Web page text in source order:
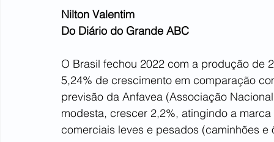
Nilton Valentim
Do Diário do Grande ABC
O Brasil fechou 2022 com a produção de
5,24% de crescimento em comparação
previsão da Anfavea (Associação
modesta, crescer 2,2%, atingindo a
comerciais leves e pesados (caminhões e